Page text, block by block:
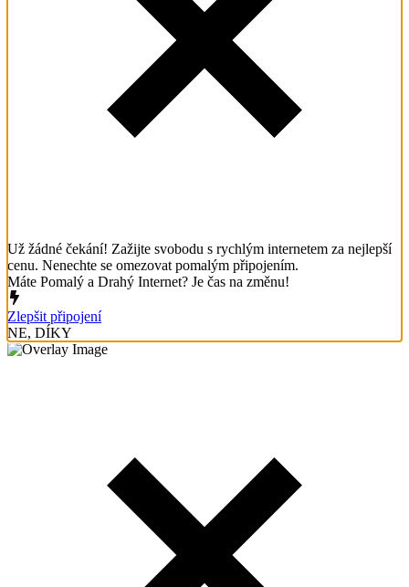
Už žádné čekání! Zažijte svobodu s rychlým internetem za nejlepší
cenu. Nenechte se omezovat pomalým připojením.
Máte Pomalý a Drahý Internet? Je čas na změnu!
Zlepšit připojení
NE, DÍKY